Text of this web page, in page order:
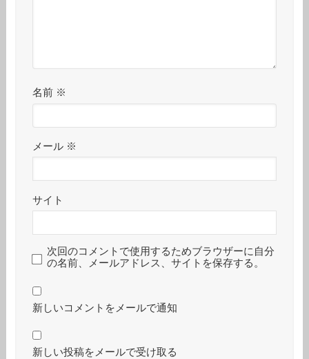
名前 ※
メール ※
サイト
次回のコメントで使用するためブラウザーに自分
の名前、メールアドレス、サイトを保存する。
新しいコメントをメールで通知
新しい投稿をメールで受け取る